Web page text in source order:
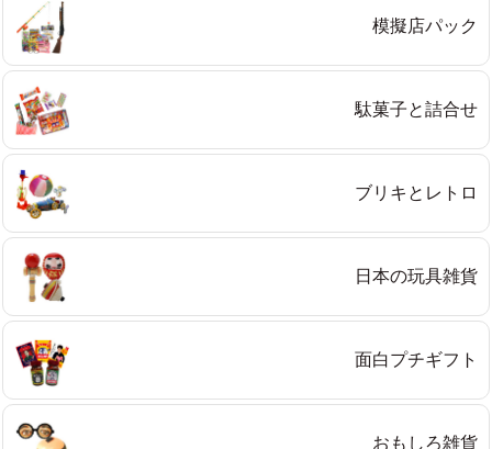
模擬店パック
駄菓子と詰合せ
ブリキとレトロ
日本の玩具雑貨
面白プチギフト
おもしろ雑貨